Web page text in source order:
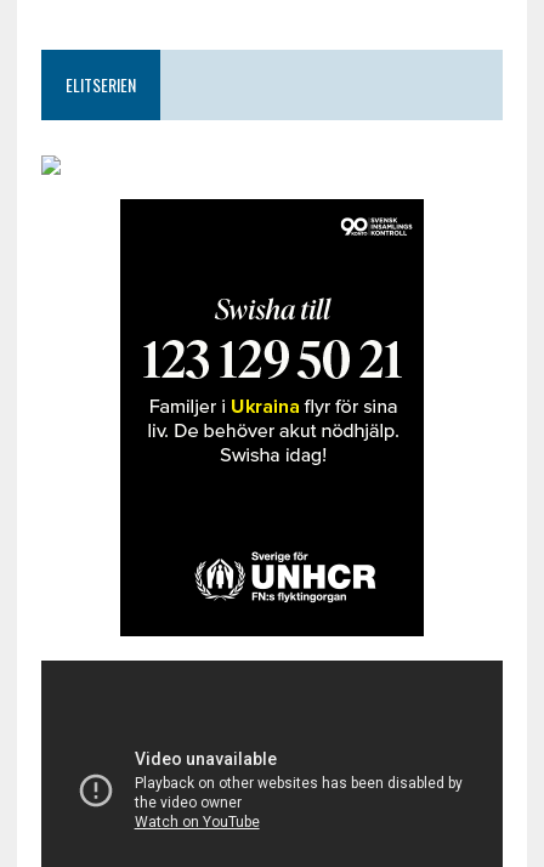
ELITSERIEN